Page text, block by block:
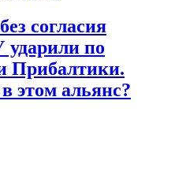
согласия
по
Прибалтики.
этом альянс?